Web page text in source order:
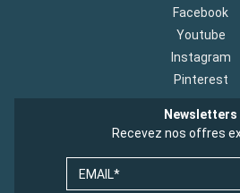
Facebook
Youtube
Instagram
Pinterest
Newsletters
Recevez nos offres
EMAIL*